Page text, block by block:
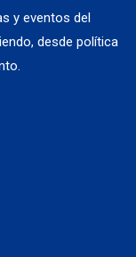
y eventos del
desde política